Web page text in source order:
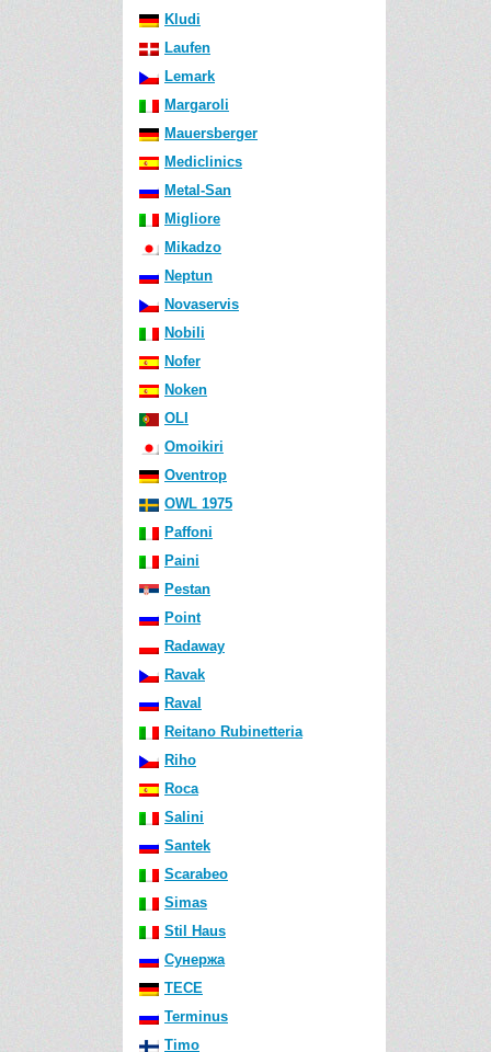
Kludi
Laufen
Lemark
Margaroli
Mauersberger
Mediclinics
Metal-San
Migliore
Mikadzo
Neptun
Novaservis
Nobili
Nofer
Noken
OLI
Omoikiri
Oventrop
OWL 1975
Paffoni
Paini
Pestan
Point
Radaway
Ravak
Raval
Reitano Rubinetteria
Riho
Roca
Salini
Santek
Scarabeo
Simas
Stil Haus
Сунержа
TECE
Terminus
Timo